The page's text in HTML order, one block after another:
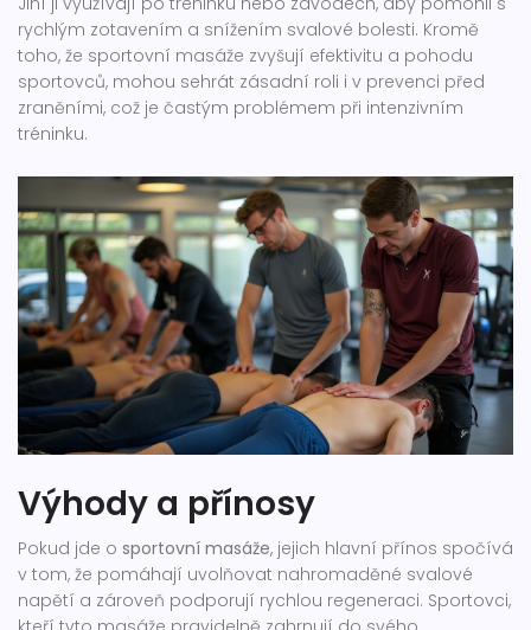
rychlým zotavením a snížením svalové bolesti. Kromě
toho, že sportovní masáže zvyšují efektivitu a pohodu
sportovců, mohou sehrát zásadní roli i v prevenci před
zraněními, což je častým problémem při intenzivním
tréninku.
Výhody a přínosy
Pokud jde o sportovní masáže, jejich hlavní přínos spočívá
v tom, že pomáhají uvolňovat nahromaděné svalové
napětí a zároveň podporují rychlou regeneraci. Sportovci,